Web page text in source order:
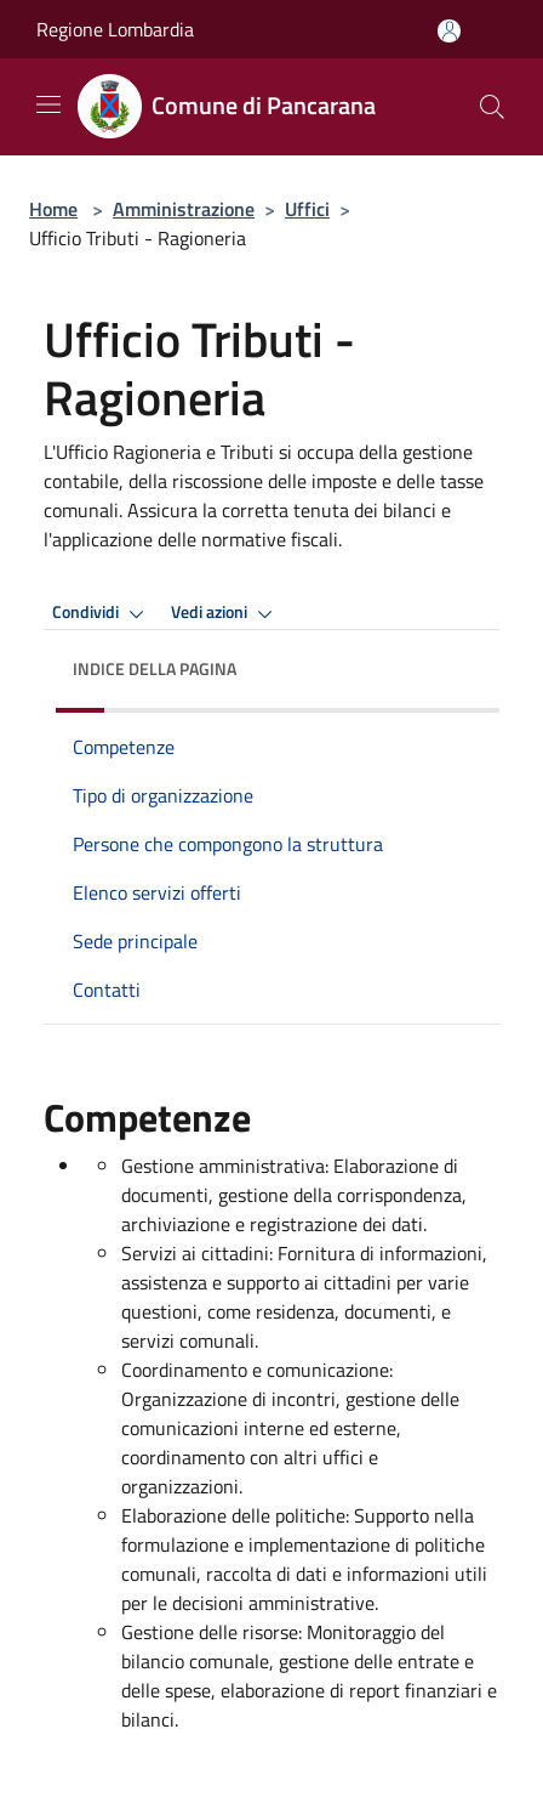
Regione Lombardia
Comune di Pancarana
Home > Amministrazione > Uffici >
Ufficio Tributi - Ragioneria
Ufficio Tributi -
Ragioneria
L'Ufficio Ragioneria e Tributi si occupa della gestione
contabile, della riscossione delle imposte e delle tasse
comunali. Assicura la corretta tenuta dei bilanci e
l'applicazione delle normative fiscali.
Condividi Vedi azioni
INDICE DELLA PAGINA
Competenze
Tipo di organizzazione
Persone che compongono la struttura
Elenco servizi offerti
Sede principale
Contatti
Competenze
Gestione amministrativa: Elaborazione di
documenti, gestione della corrispondenza,
archiviazione e registrazione dei dati.
Servizi ai cittadini: Fornitura di informazioni,
assistenza e supporto ai cittadini per varie
questioni, come residenza, documenti, e
servizi comunali.
Coordinamento e comunicazione:
Organizzazione di incontri, gestione delle
comunicazioni interne ed esterne,
coordinamento con altri uffici e
organizzazioni.
Elaborazione delle politiche: Supporto nella
formulazione e implementazione di politiche
comunali, raccolta di dati e informazioni utili
per le decisioni amministrative.
Gestione delle risorse: Monitoraggio del
bilancio comunale, gestione delle entrate e
delle spese, elaborazione di report finanziari e
bilanci.